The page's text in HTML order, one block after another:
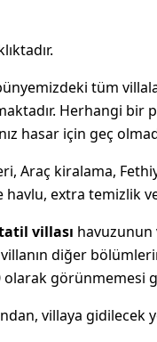
tüm
Herhangi bir
hasar için geç
Araç kiralama,
extra temizlik
villası havuzunun
diğer
olarak görünmemesi
villaya